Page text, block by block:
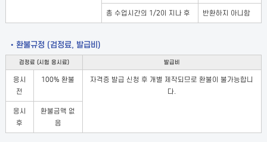
총 수업시간의 1/2이 지나 후 반환하지 아니함
• 환불규정 (검정료, 발급비)
검정료 (시험 응시료) 발급비
응시
전
100% 환불
자격증 발급 신청 후 개별 제작되므로 환불이 불가능합니
다.
응시
후
환불금액 없
음